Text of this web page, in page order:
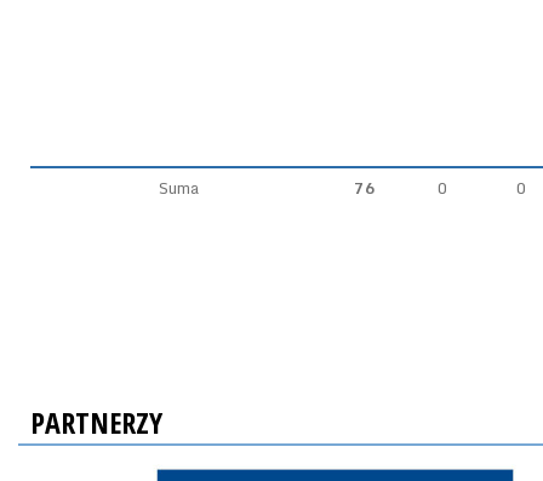
Suma 76 0 0
PARTNERZY